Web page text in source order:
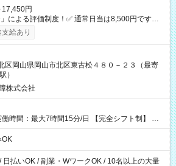
円
制度！✅ 通常日当は8,500円ですが
より「S級隊員」と認定されれば10,000円の日当
(1)上記勤務者が交通2級資格者の場合10,000円
記現場が日祝深夜の場合 17,250円 (4)上記勤務
運転者の場合17,250+200円＝17,450円 -----------
*最高日当額 17,450円* （実働時間5
給3,490円） ------------------------------------------ よ
得やリーダー手当を取得すると ”さらに”加算さ
なし
給あり
区岡山県岡山市北区東古松４８０－２３（最寄
）
株式会社
時間：最大7時間15分/日 【完全シフト制】 例
（休憩１h） 例(2) 13:00~16:00（早上がりでも
(3) 21:00~5:00（夜勤なら日当1.25倍！！）
OK
日払いOK / 副業・WワークOK / 10名以上の大量